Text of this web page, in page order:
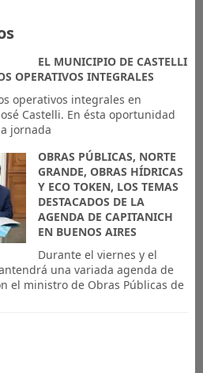
EL MUNICIPIO DE CASTELLI
OPERATIVOS INTEGRALES
operativos integrales en
Castelli. En ésta oportunidad
jornada
OBRAS PÚBLICAS, NORTE
GRANDE, OBRAS HÍDRICAS
Y ECO TOKEN, LOS TEMAS
DESTACADOS DE LA
AGENDA DE CAPITANICH
EN BUENOS AIRES
Durante el viernes y el
una variada agenda de
el ministro de Obras Públicas de